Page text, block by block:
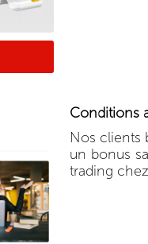
Conditions
Nos clients
un bonus
trading